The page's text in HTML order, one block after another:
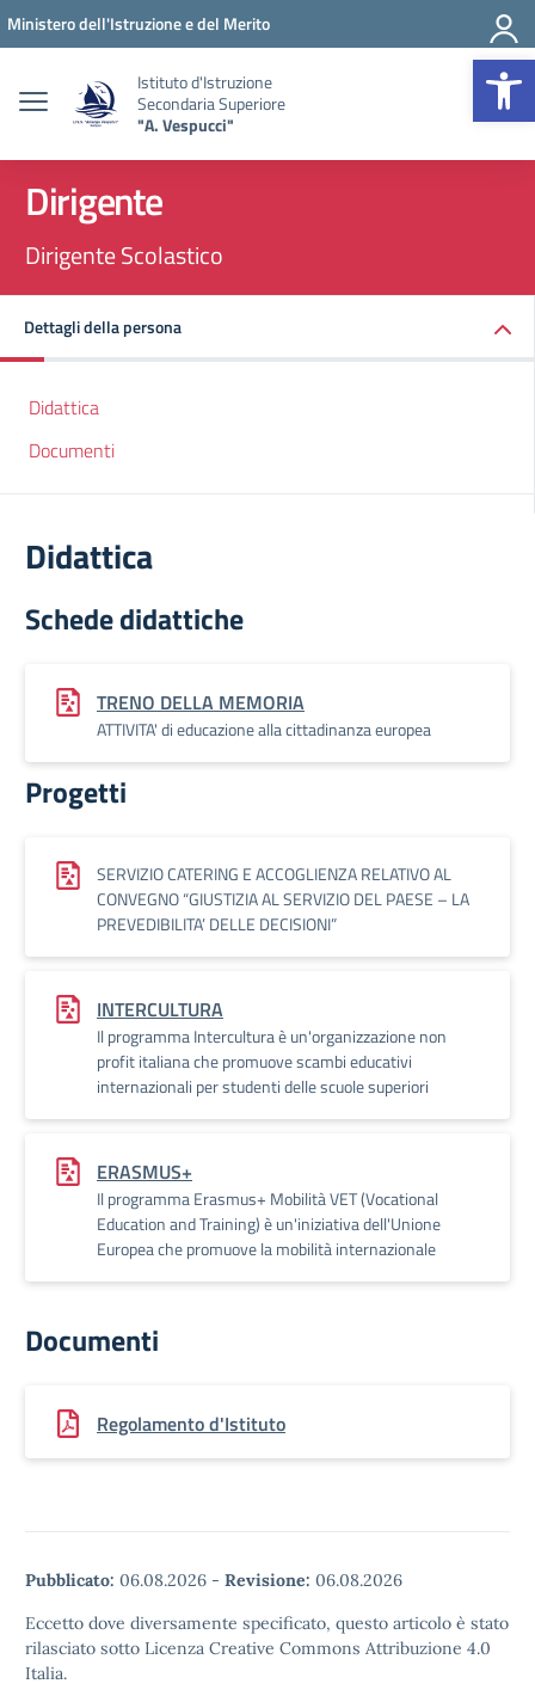
Vai ai contenuti
Vai al menu di navigazione
Vai al footer
Ministero dell'Istruzione e del Merito
Istituto d'Istruzione
Secondaria Superiore
"A. Vespucci"
Dirigente
Dirigente Scolastico
Dettagli della persona
Didattica
Documenti
Didattica
Schede didattiche
TRENO DELLA MEMORIA
ATTIVITA' di educazione alla cittadinanza europea
Progetti
SERVIZIO CATERING E ACCOGLIENZA RELATIVO AL
CONVEGNO “GIUSTIZIA AL SERVIZIO DEL PAESE – LA
PREVEDIBILITA’ DELLE DECISIONI”
INTERCULTURA
Il programma Intercultura è un'organizzazione non
profit italiana che promuove scambi educativi
internazionali per studenti delle scuole superiori
ERASMUS+
Il programma Erasmus+ Mobilità VET (Vocational
Education and Training) è un'iniziativa dell'Unione
Europea che promuove la mobilità internazionale
Documenti
Regolamento d'Istituto
Pubblicato: 06.08.2026 - Revisione: 06.08.2026
Eccetto dove diversamente specificato, questo articolo è stato
rilasciato sotto Licenza Creative Commons Attribuzione 4.0
Italia.